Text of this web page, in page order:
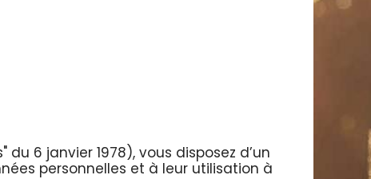
6 janvier 1978), vous disposez d’un
personnelles et à leur utilisation à